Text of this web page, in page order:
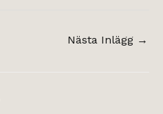
Nästa Inlägg →